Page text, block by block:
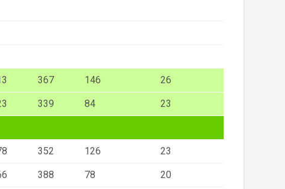
367 146 26
339 84 23
352 126 23
388 78 20